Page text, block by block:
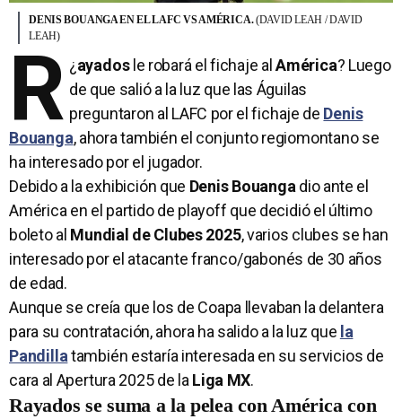
DENIS BOUANGA EN EL LAFC VS AMÉRICA.(DAVID LEAH / DAVID
LEAH)
¿
R ayadosle robará el fichaje alAmérica? Luego
de que salió a la luz que las Águilas
preguntaron al LAFC por el fichaje de Denis
Bouanga, ahora también el conjunto regiomontano se
ha interesado por el jugador.
Debido a la exhibición que Denis Bouangadio ante el
América en el partido de playoff que decidió el último
boleto al Mundial de Clubes 2025, varios clubes se han
interesado por el atacante franco/gabonés de 30 años
de edad.
Aunque se creía que los de Coapa llevaban la delantera
para su contratación, ahora ha salido a la luz que la
Pandillatambién estaría interesada en su servicios de
cara al Apertura 2025 de laLiga MX.
Rayados se suma a la pelea con América con